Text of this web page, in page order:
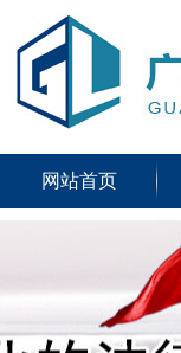
网站首页